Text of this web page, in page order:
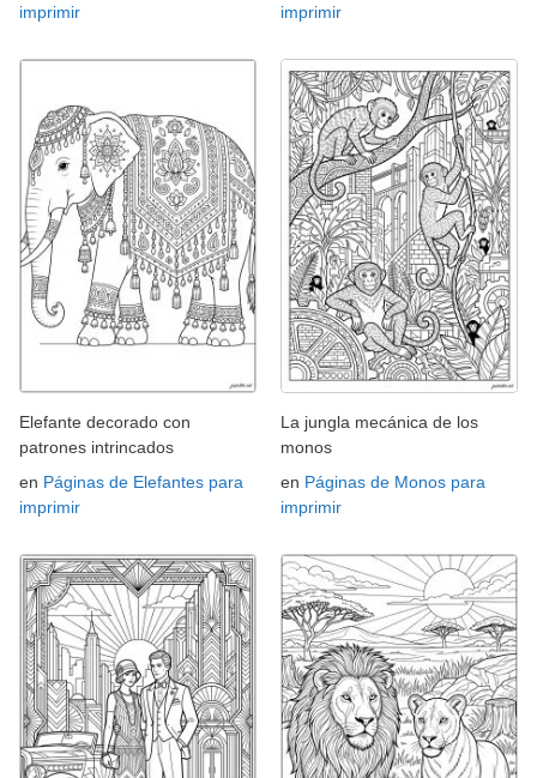
imprimir
imprimir
Elefante decorado con
patrones intrincados
en Páginas de Elefantes para
imprimir
La jungla mecánica de los
monos
en Páginas de Monos para
imprimir